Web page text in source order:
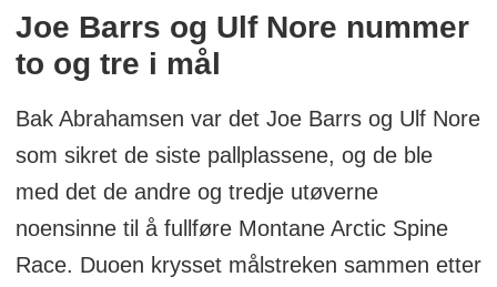
Joe Barrs og Ulf Nore nummer
to og tre i mål
Bak Abrahamsen var det Joe Barrs og Ulf Nore
som sikret de siste pallplassene, og de ble
med det de andre og tredje utøverne
noensinne til å fullføre Montane Arctic Spine
Race. Duoen krysset målstreken sammen etter